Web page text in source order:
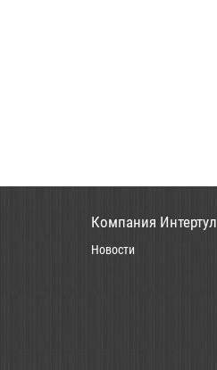
Компания Интертул
Новости